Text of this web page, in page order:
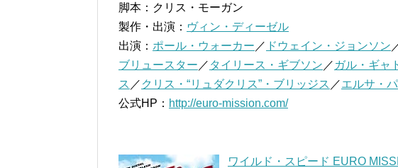
脚本：クリス・モーガン
製作・出演： ヴィン・ディーゼル
出演： ポール・ウォーカー ／ ドウェイン・ジョンソン
ブリュースター ／ タイリース・ギブソン ／ ガル・ギャ
ス ／ クリス・“リュダクリス”・ブリッジス ／エルサ・
公式HP： http://euro-mission.com/
ワイルド・スピード EURO